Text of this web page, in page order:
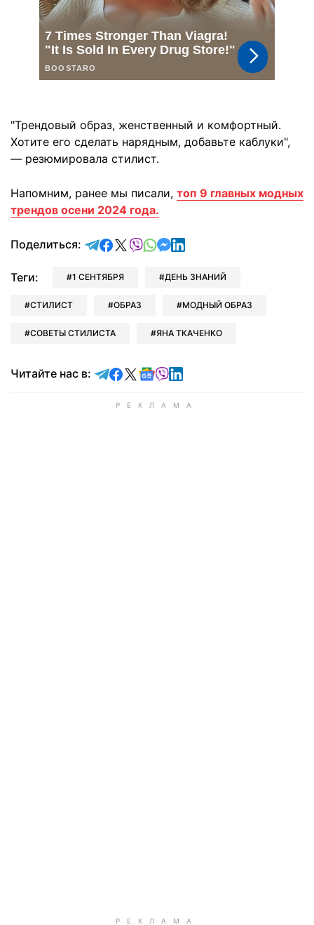
"Трендовый образ, женственный и комфортный.
Хотите его сделать нарядным, добавьте каблуки",
— резюмировала стилист.
Напомним, ранее мы писали, топ 9 главных модных
трендов осени 2024 года.
Поделиться: отправить в Telegram
поделиться в Facebook
поделиться в X
отправить в Viber
отправить в Whatsapp
отправить в Messenger
отправить в LinkedIn
Теги: 1 СЕНТЯБРЯ ДЕНЬ ЗНАНИЙ
СТИЛИСТ ОБРАЗ МОДНЫЙ ОБРАЗ
СОВЕТЫ СТИЛИСТА ЯНА ТКАЧЕНКО
Читайте нас в: Читайте в Telegram
Читайте в Facebook
Читайте в X
Читайте в Google news
Читайте в Viber
Читайте в LinkedIn